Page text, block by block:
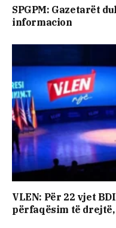
SPGPM: Gazetarët
informacion
VLEN: Për 22 vjet
përfaqësim të